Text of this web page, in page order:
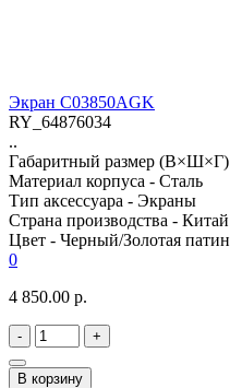
Экран C03850AGK
RY_64876034
..
Габаритный размер
Материал корпуса - Сталь
Тип аксессуара - Экраны
Страна производства - Китай
Цвет - Черный/Золотая
0
4 850.00 р.
- +
В корзину